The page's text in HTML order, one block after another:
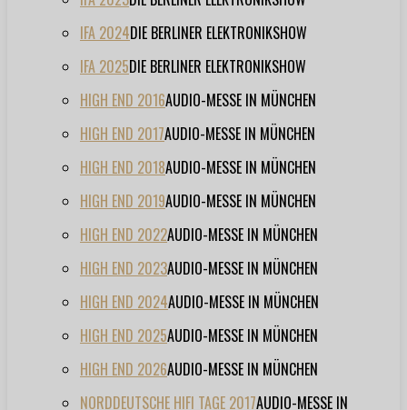
IFA 2024DIE BERLINER ELEKTRONIKSHOW
IFA 2025DIE BERLINER ELEKTRONIKSHOW
HIGH END 2016AUDIO-MESSE IN MÜNCHEN
HIGH END 2017AUDIO-MESSE IN MÜNCHEN
HIGH END 2018AUDIO-MESSE IN MÜNCHEN
HIGH END 2019AUDIO-MESSE IN MÜNCHEN
HIGH END 2022AUDIO-MESSE IN MÜNCHEN
HIGH END 2023AUDIO-MESSE IN MÜNCHEN
HIGH END 2024AUDIO-MESSE IN MÜNCHEN
HIGH END 2025AUDIO-MESSE IN MÜNCHEN
HIGH END 2026AUDIO-MESSE IN MÜNCHEN
NORDDEUTSCHE HIFI TAGE 2017AUDIO-MESSE IN